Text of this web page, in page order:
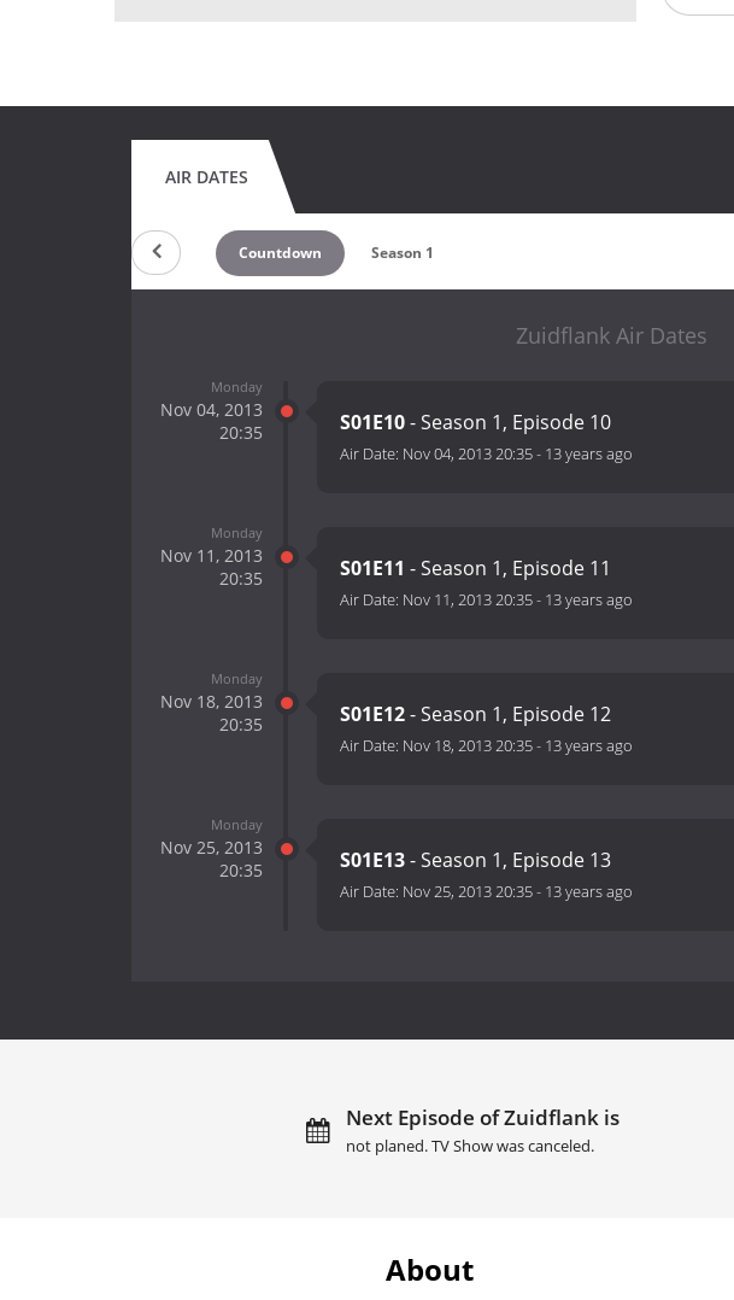
AIR DATES
Countdown Season 1
Zuidflank Air Dates
Monday
Nov 04, 2013
20:35
S01E10- Season 1, Episode 10
Air Date: Nov 04, 2013 20:35- 13 years ago
Monday
Nov 11, 2013
20:35
S01E11 - Season 1, Episode 11
Air Date: Nov 11, 2013 20:35- 13 years ago
Monday
Nov 18, 2013
20:35
S01E12- Season 1, Episode 12
Air Date: Nov 18, 2013 20:35- 13 years ago
Monday
Nov 25, 2013
20:35
S01E13- Season 1, Episode 13
Air Date: Nov 25, 2013 20:35- 13 years ago
Next Episode of Zuidflank is
not planed. TV Show was canceled.
About